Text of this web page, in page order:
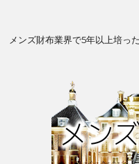
メンズ財布業界で5年以上培っ